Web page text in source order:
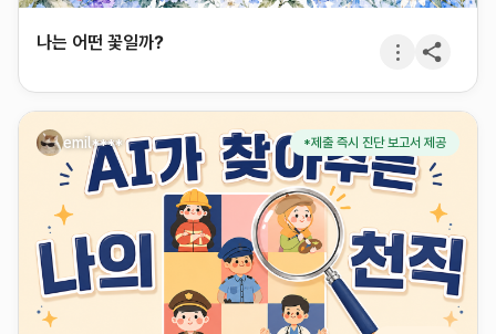
나는 어떤 꽃일까?
emil**** *제출 즉시 진단 보고서 제공